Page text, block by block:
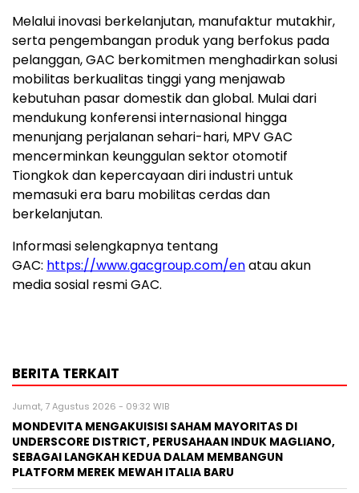
Melalui inovasi berkelanjutan, manufaktur mutakhir,
serta pengembangan produk yang berfokus pada
pelanggan, GAC berkomitmen menghadirkan solusi
mobilitas berkualitas tinggi yang menjawab
kebutuhan pasar domestik dan global. Mulai dari
mendukung konferensi internasional hingga
menunjang perjalanan sehari-hari, MPV GAC
mencerminkan keunggulan sektor otomotif
Tiongkok dan kepercayaan diri industri untuk
memasuki era baru mobilitas cerdas dan
berkelanjutan.
Informasi selengkapnya tentang
GAC: https://www.gacgroup.com/enatau akun
media sosial resmi GAC.
BERITA TERKAIT
Jumat, 7 Agustus 2026 - 09:32 WIB
MONDEVITA MENGAKUISISI SAHAM MAYORITAS DI
UNDERSCORE DISTRICT, PERUSAHAAN INDUK MAGLIANO,
SEBAGAI LANGKAH KEDUA DALAM MEMBANGUN
PLATFORM MEREK MEWAH ITALIA BARU